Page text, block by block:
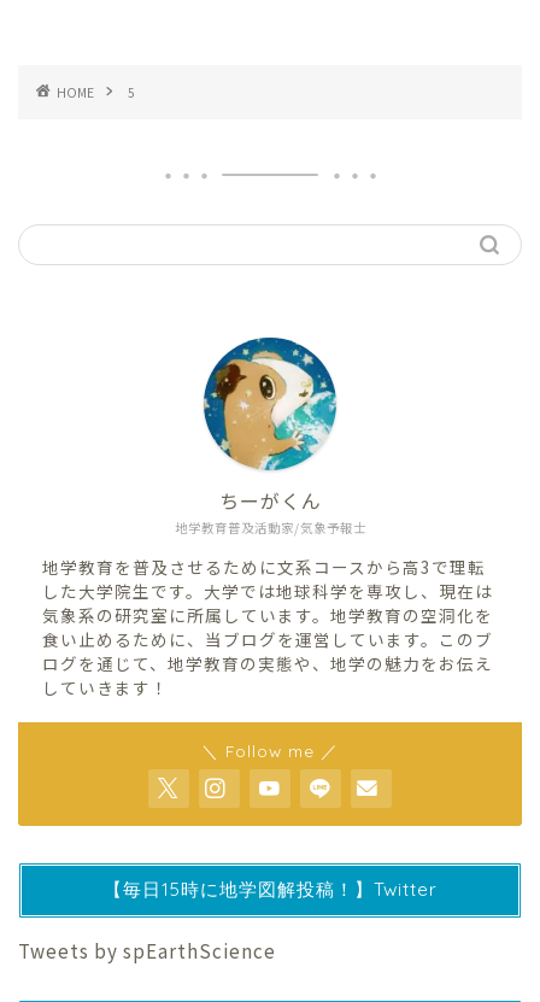
HOME 5
地学教育普及活動家/気象予報士
ちーがくん
地学教育を普及させるために文系コースから高3で理転
した大学院生です。大学では地球科学を専攻し、現在は
気象系の研究室に所属しています。地学教育の空洞化を
食い止めるために、当ブログを運営しています。このブ
ログを通じて、地学教育の実態や、地学の魅力をお伝え
していきます！
＼ Follow me ／
【毎日15時に地学図解投稿！】Twitter
Tweets by spEarthScience